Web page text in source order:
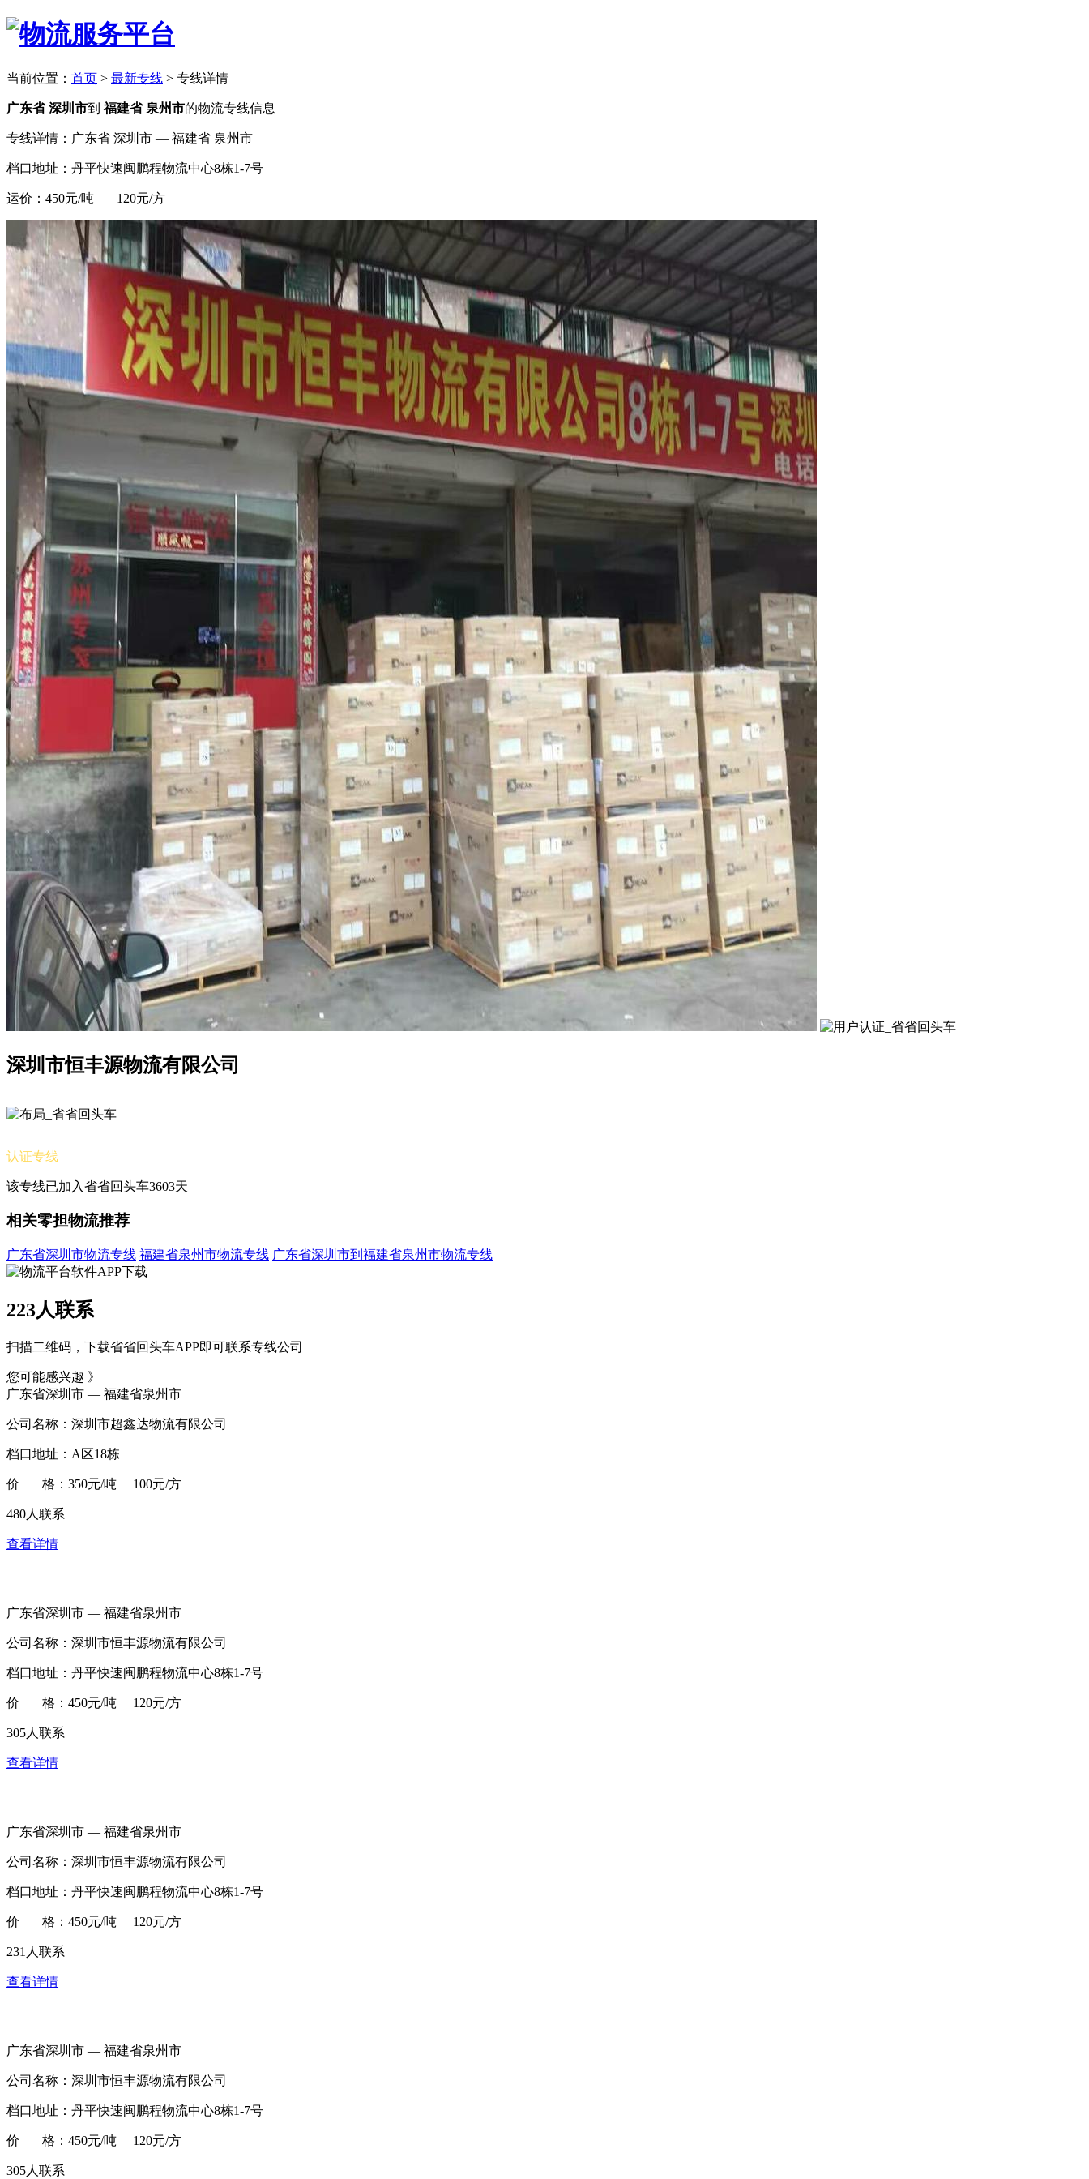
当前位置： 首页 > 最新专线 > 专线详情
广东省 深圳市到福建省 泉州市的物流专线信息
专线详情：广东省 深圳市 — 福建省 泉州市
档口地址：丹平快速闽鹏程物流中心8栋1-7号
运价：450元/吨 120元/方
深圳市恒丰源物流有限公司
认证专线
该专线已加入省省回头车3603天
相关零担物流推荐
广东省深圳市物流专线 福建省泉州市物流专线 广东省深圳市到福建省泉州市物流专线
223人联系
扫描二维码，下载省省回头车APP即可联系专线公司
您可能感兴趣 》
广东省深圳市 — 福建省泉州市
公司名称：深圳市超鑫达物流有限公司
档口地址：A区18栋
价 格：350元/吨 100元/方
480人联系
查看详情
广东省深圳市 — 福建省泉州市
公司名称：深圳市恒丰源物流有限公司
档口地址：丹平快速闽鹏程物流中心8栋1-7号
价 格：450元/吨 120元/方
305人联系
查看详情
广东省深圳市 — 福建省泉州市
公司名称：深圳市恒丰源物流有限公司
档口地址：丹平快速闽鹏程物流中心8栋1-7号
价 格：450元/吨 120元/方
231人联系
查看详情
广东省深圳市 — 福建省泉州市
公司名称：深圳市恒丰源物流有限公司
档口地址：丹平快速闽鹏程物流中心8栋1-7号
价 格：450元/吨 120元/方
305人联系